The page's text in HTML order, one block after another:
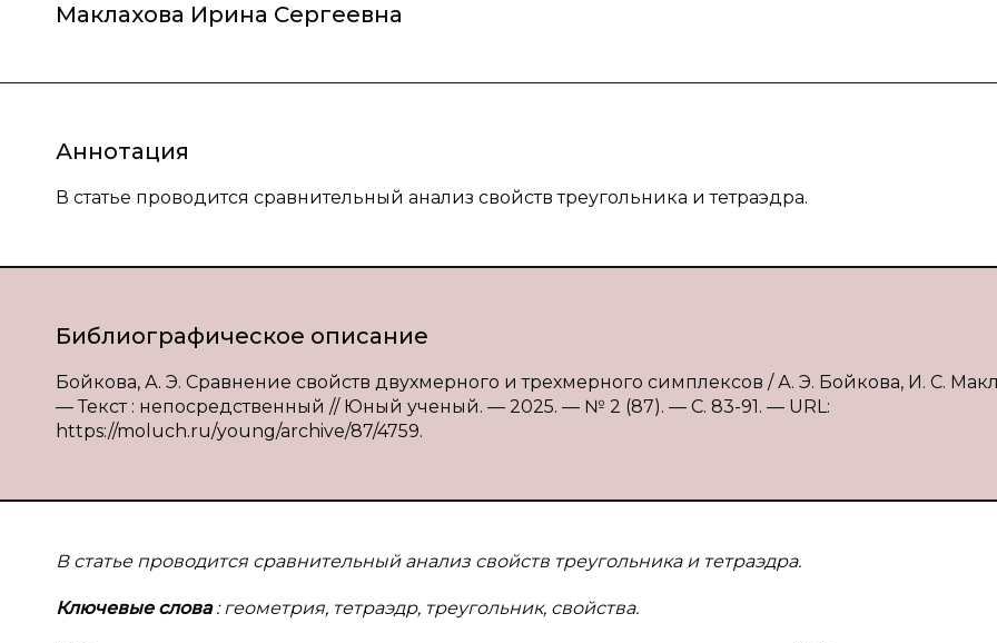
Маклахова Ирина Сергеевна
Аннотация
В статье проводится сравнительный анализ свойств треугольника и тетраэдра.
Библиографическое описание
Бойкова, А. Э. Сравнение свойств двухмерного и трехмерного симплексов / А. Э. Бойкова, И. С.
— Текст : непосредственный // Юный ученый. — 2025. — № 2 (87). — С. 83-91. — URL:
https://moluch.ru/young/archive/87/4759.
В статье проводится сравнительный анализ свойств треугольника и тетраэдра.
Ключевые слова: геометрия, тетраэдр, треугольник, свойства.